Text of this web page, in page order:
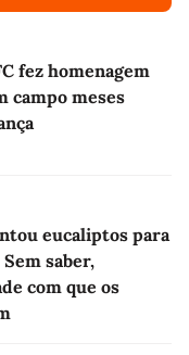
fez homenagem
campo meses
eucaliptos para
saber,
com que os